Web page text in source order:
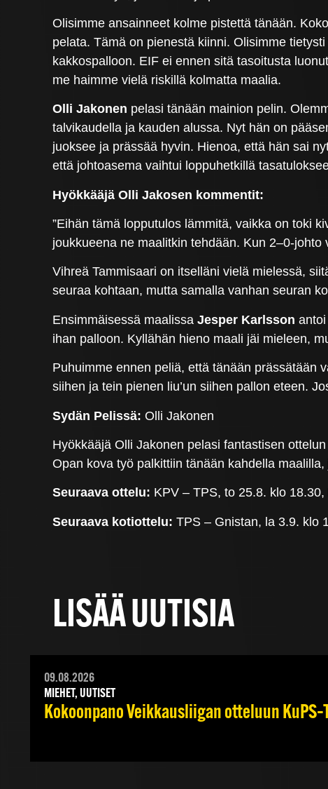
Olisimme ansainneet kolme pistettä tänään.
pelata. Tämä on pienestä kiinni. Olisimme
kakkospalloon. EIF ei ennen sitä tasoitusta
me haimme vielä riskillä kolmatta maalia.
Olli Jakonen pelasi tänään mainion pelin.
talvikaudella ja kauden alussa. Nyt hän on
juoksee ja prässää hyvin. Hienoa, että hän sai
että johtoasema vaihtui loppuhetkillä
Hyökkääjä Olli Jakosen kommentit:
”Eihän tämä lopputulos lämmitä, vaikka on toki
joukkueena ne maalitkin tehdään. Kun 2–0-
Vihreä Tammisaari on itselläni vielä mielessä,
seuraa kohtaan, mutta samalla vanhan seuran
Ensimmäisessä maalissaJesper Karlsson
ihan palloon. Kyllähän hieno maali jäi mieleen,
Puhuimme ennen peliä, että tänään prässätään
siihen ja tein pienen liu’un siihen pallon eteen.
Sydän Pelissä: Olli Jakonen
Hyökkääjä Olli Jakonen pelasi fantastisen
Opan kova työ palkittiin tänään kahdella
Seuraava ottelu: KPV – TPS, to 25.8. klo
Seuraava kotiottelu: TPS – Gnistan, la 3.9. klo
LISÄÄ UUTISIA
09.08.2026
MIEHET, UUTISET
Kokoonpano Veikkausliigan otteluun